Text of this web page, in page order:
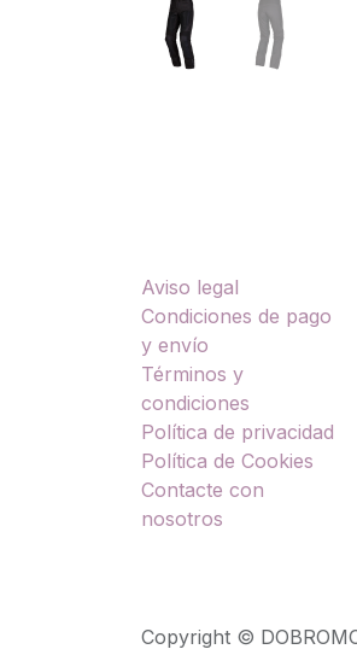
Aviso legal
Condiciones de pago
y envío
Términos y
condiciones
Política de privacidad
Política de Cookies
Contacte con
nosotros
Copyright ©